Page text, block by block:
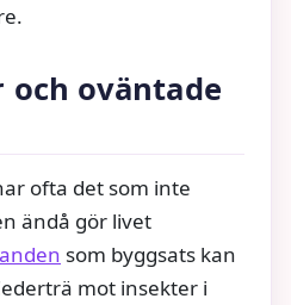
oväntade
ofta det som inte
ändå gör livet
som byggsats kan
mot insekter i